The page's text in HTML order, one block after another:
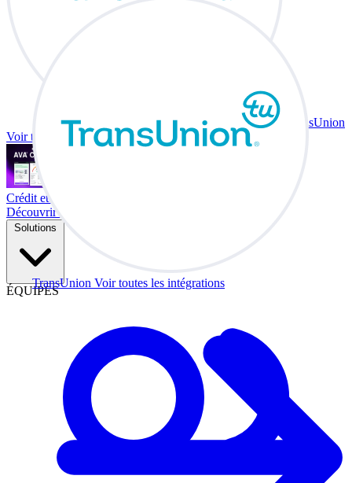
TransUnion Voir toutes les intégrations
TransUnion
Voir toutes les intégrations
Crédit et échange à votre bureau.
Découvrir Co-Driver
Solutions
ÉQUIPES